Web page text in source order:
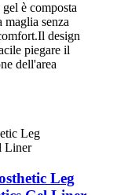
è composta
maglia senza
design
piegare il
dell'area
Leg